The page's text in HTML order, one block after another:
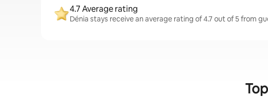
4.7 Average rating
Dénia stays receive an average rating of 4.7 out of 5 from